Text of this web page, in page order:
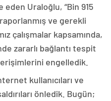
Uraloğlu, “Bin 915
raporlanmış ve gerekli
çalışmalar kapsamında,
zararlı bağlantı tespit
engelledik.
kullanıcıları ve
önledik. Bugün;